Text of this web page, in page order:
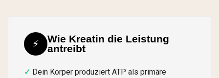
⚡
Wie Kreatin die Leistung
antreibt
Dein Körper produziert ATP als primäre